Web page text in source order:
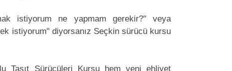
istiyorum ne yapmam gerekir?" veya
istiyorum" diyorsanız Seçkin sürücü kursu
Taşıt Sürücüleri Kursu hem yeni ehliyet